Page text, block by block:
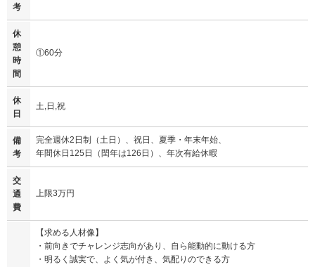
考
休
憩
時
間
①60分
休
日
土,日,祝
備
考
完全週休2日制（土日）、祝日、夏季・年末年始、
年間休日125日（閏年は126日）、年次有給休暇
交
通
費
上限3万円
【求める人材像】
・前向きでチャレンジ志向があり、自ら能動的に動ける方
・明るく誠実で、よく気が付き、気配りのできる方